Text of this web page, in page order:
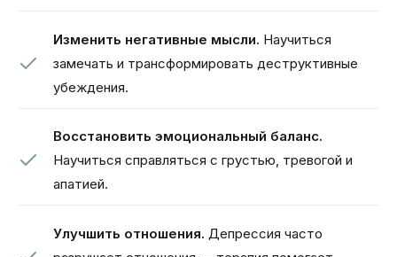
Изменить негативные мысли. Научиться
замечать и трансформировать деструктивные
убеждения.
Восстановить эмоциональный баланс.
Научиться справляться с грустью, тревогой и
апатией.
Улучшить отношения. Депрессия часто